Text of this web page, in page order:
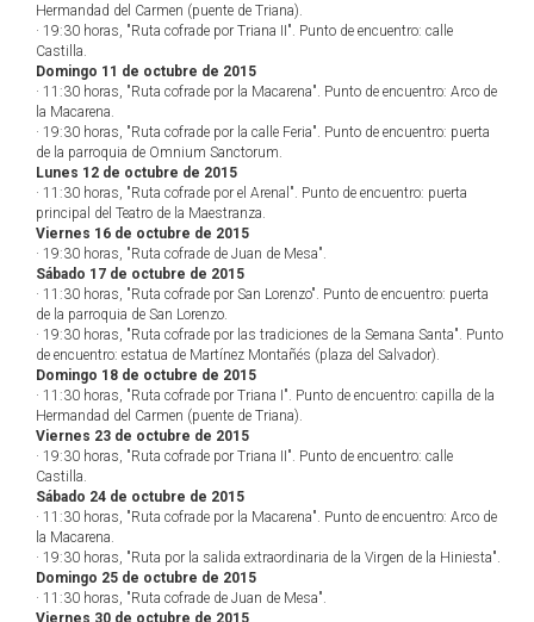
Hermandad del Carmen (puente de Triana).
· 19:30 horas, "Ruta cofrade por Triana II". Punto de encuentro: calle
Castilla.
Domingo 11 de octubre de 2015
· 11:30 horas, "Ruta cofrade por la Macarena". Punto de encuentro: Arco de
la Macarena.
· 19:30 horas, "Ruta cofrade por la calle Feria". Punto de encuentro: puerta
de la parroquia de Omnium Sanctorum.
Lunes 12 de octubre de 2015
· 11:30 horas, "Ruta cofrade por el Arenal". Punto de encuentro: puerta
principal del Teatro de la Maestranza.
Viernes 16 de octubre de 2015
· 19:30 horas, "Ruta cofrade de Juan de Mesa".
Sábado 17 de octubre de 2015
· 11:30 horas, "Ruta cofrade por San Lorenzo". Punto de encuentro: puerta
de la parroquia de San Lorenzo.
· 19:30 horas, "Ruta cofrade por las tradiciones de la Semana Santa". Punto
de encuentro: estatua de Martínez Montañés (plaza del Salvador).
Domingo 18 de octubre de 2015
· 11:30 horas, "Ruta cofrade por Triana I". Punto de encuentro: capilla de la
Hermandad del Carmen (puente de Triana).
Viernes 23 de octubre de 2015
· 19:30 horas, "Ruta cofrade por Triana II". Punto de encuentro: calle
Castilla.
Sábado 24 de octubre de 2015
· 11:30 horas, "Ruta cofrade por la Macarena". Punto de encuentro: Arco de
la Macarena.
· 19:30 horas, "Ruta por la salida extraordinaria de la Virgen de la Hiniesta".
Domingo 25 de octubre de 2015
· 11:30 horas, "Ruta cofrade de Juan de Mesa".
Viernes 30 de octubre de 2015